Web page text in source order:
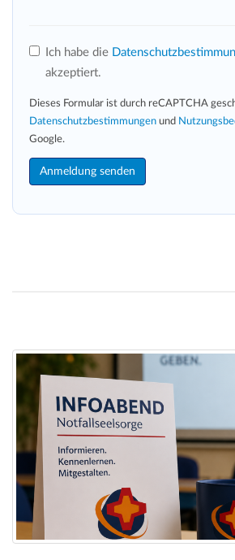
Ich habe die
akzeptiert.
Dieses Formular ist durch reCAPTCHA
Datenschutzbestimmungen und
Google.